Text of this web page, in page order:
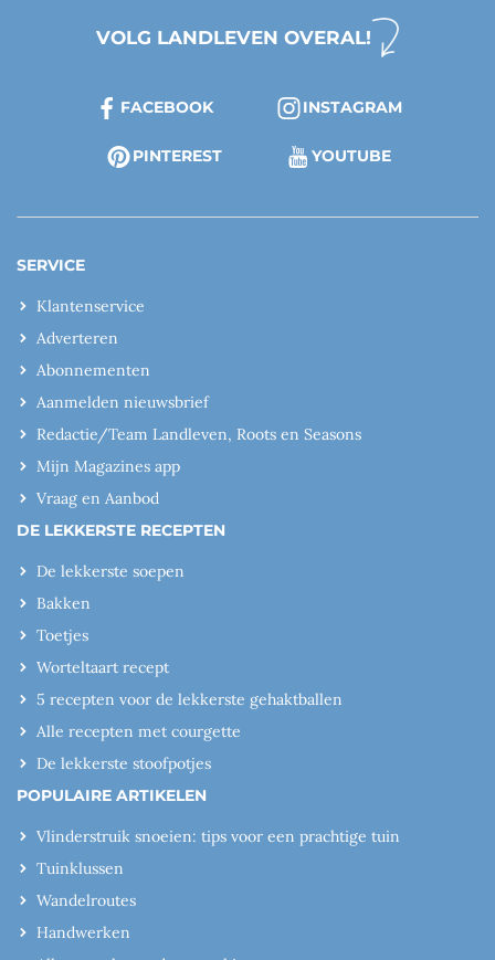
VOLG LANDLEVEN OVERAL!
FACEBOOK INSTAGRAM
PINTEREST YOUTUBE
SERVICE
Klantenservice
Adverteren
Abonnementen
Aanmelden nieuwsbrief
Redactie/Team Landleven, Roots en Seasons
Mijn Magazines app
Vraag en Aanbod
DE LEKKERSTE RECEPTEN
De lekkerste soepen
Bakken
Toetjes
Worteltaart recept
5 recepten voor de lekkerste gehaktballen
Alle recepten met courgette
De lekkerste stoofpotjes
POPULAIRE ARTIKELEN
Vlinderstruik snoeien: tips voor een prachtige tuin
Tuinklussen
Wandelroutes
Handwerken